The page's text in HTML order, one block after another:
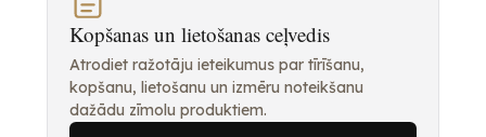
Kopšanas un lietošanas ceļvedis
Atrodiet ražotāju ieteikumus par tīrīšanu,
kopšanu, lietošanu un izmēru noteikšanu
dažādu zīmolu produktiem.